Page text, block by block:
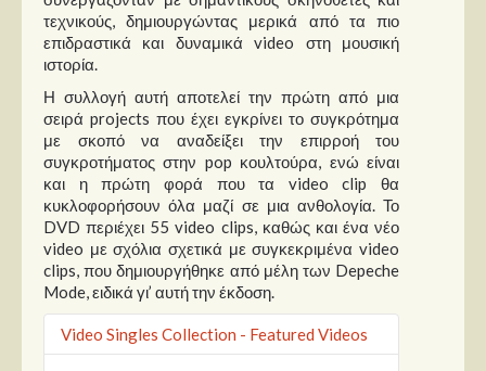
τεχνικούς, δημιουργώντας μερικά από τα πιο
επιδραστικά και δυναμικά video στη μουσική
ιστορία.
Η συλλογή αυτή αποτελεί την πρώτη από μια
σειρά projects που έχει εγκρίνει το συγκρότημα
με σκοπό να αναδείξει την επιρροή του
συγκροτήματος στην pop κουλτούρα, ενώ είναι
και η πρώτη φορά που τα video clip θα
κυκλοφορήσουν όλα μαζί σε μια ανθολογία. Το
DVD περιέχει 55 video clips, καθώς και ένα νέο
video με σχόλια σχετικά με συγκεκριμένα video
clips, που δημιουργήθηκε από μέλη των Depeche
Mode, ειδικά γι’ αυτή την έκδοση.
Video Singles Collection - Featured Videos